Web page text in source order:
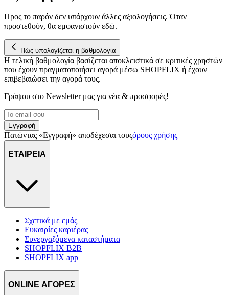
Προς το παρόν δεν υπάρχουν άλλες αξιολογήσεις. Όταν
προστεθούν, θα εμφανιστούν εδώ.
Πώς υπολογίζεται η βαθμολογία
Η τελική βαθμολογία βασίζεται αποκλειστικά σε κριτικές χρηστών
που έχουν πραγματοποιήσει αγορά μέσω SHOPFLIX ή έχουν
επιβεβαιώσει την αγορά τους.
Γράψου στο Νewsletter μας για νέα & προσφορές!
Εγγραφή
Πατώντας «Εγγραφή» αποδέχεσαι τουςόρους χρήσης
ΕΤΑΙΡΕΙΑ
Σχετικά με εμάς
Ευκαιρίες καριέρας
Συνεργαζόμενα καταστήματα
SHOPFLIX B2B
SHOPFLIX app
ONLINE ΑΓΟΡΕΣ